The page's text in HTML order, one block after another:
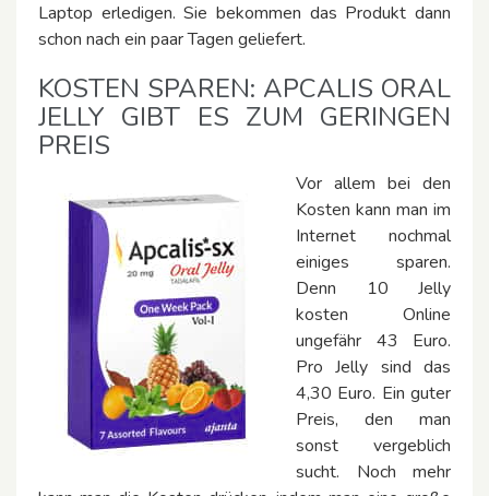
Laptop erledigen. Sie bekommen das Produkt dann
schon nach ein paar Tagen geliefert.
KOSTEN SPAREN: APCALIS ORAL
JELLY GIBT ES ZUM GERINGEN
PREIS
Vor allem bei den
Kosten kann man im
Internet nochmal
einiges sparen.
Denn 10 Jelly
kosten Online
ungefähr 43 Euro.
Pro Jelly sind das
4,30 Euro. Ein guter
Preis, den man
sonst vergeblich
sucht. Noch mehr